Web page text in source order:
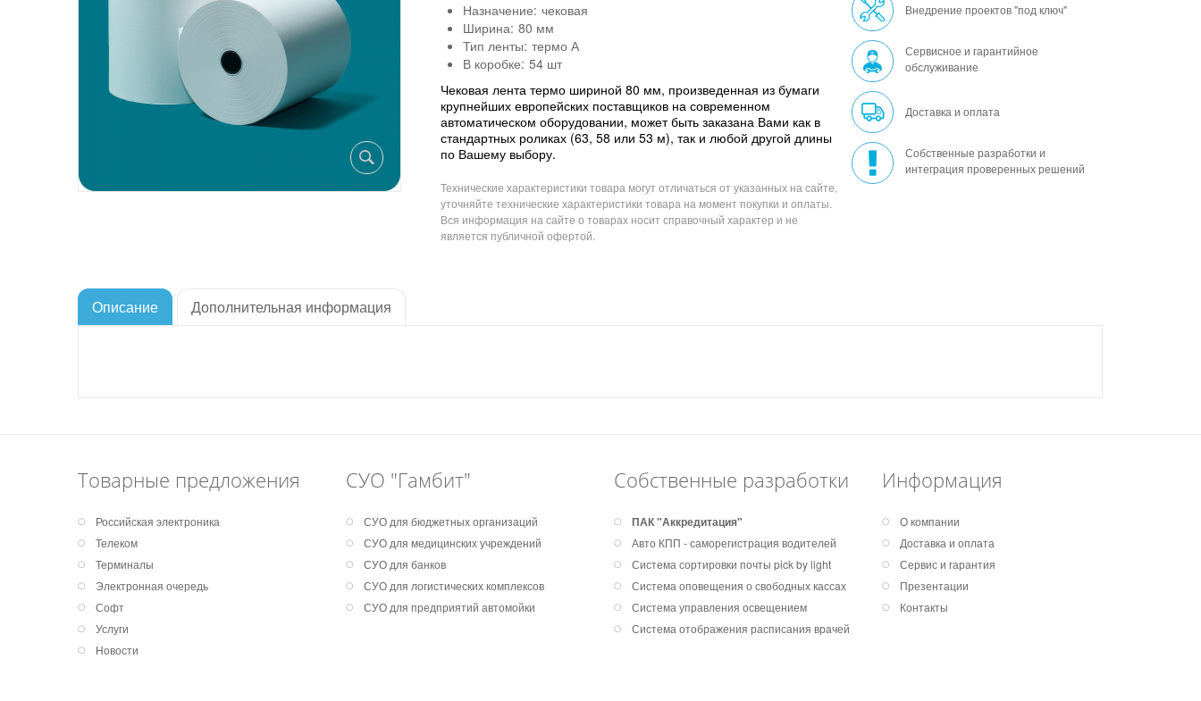
Назначение: чековая
Ширина: 80 мм
Тип ленты: термо А
В коробке: 54 шт
Чековая лента термо шириной 80 мм, произведенная из бумаги
крупнейших европейских поставщиков на современном
автоматическом оборудовании, может быть заказана Вами как в
стандартных роликах (63, 58 или 53 м), так и любой другой длины
по Вашему выбору.
Технические характеристики товара могут отличаться от указанных на сайте,
уточняйте технические характеристики товара на момент покупки и оплаты.
Вся информация на сайте о товарах носит справочный характер и не
является публичной офертой.
Внедрение проектов "под ключ"
Сервисное и гарантийное
обслуживание
Доставка и оплата
Собственные разработки и
интеграция проверенных решений
Описание Дополнительная информация
Товарные предложения
Российская электроника
Телеком
Терминалы
Электронная очередь
Софт
Услуги
Новости
СУО "Гамбит"
СУО для бюджетных организаций
СУО для медицинских учреждений
СУО для банков
СУО для логистических комплексов
СУО для предприятий автомойки
Собственные разработки
ПАК "Аккредитация"
Авто КПП - саморегистрация водителей
Система сортировки почты pick by light
Система оповещения о свободных кассах
Система управления освещением
Система отображения расписания врачей
Информация
О компании
Доставка и оплата
Сервис и гарантия
Презентации
Контакты